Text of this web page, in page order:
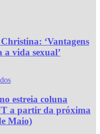
‘Vantagens
a vida sexual’
estreia coluna
a partir da próxima
Maio)